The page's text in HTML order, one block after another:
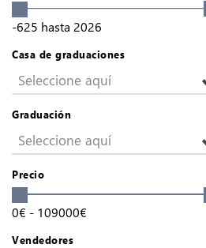
-625 hasta 2026
Casa de graduaciones
Seleccione aquí
Graduación
Seleccione aquí
Precio
0€ - 109000€
Vendedores